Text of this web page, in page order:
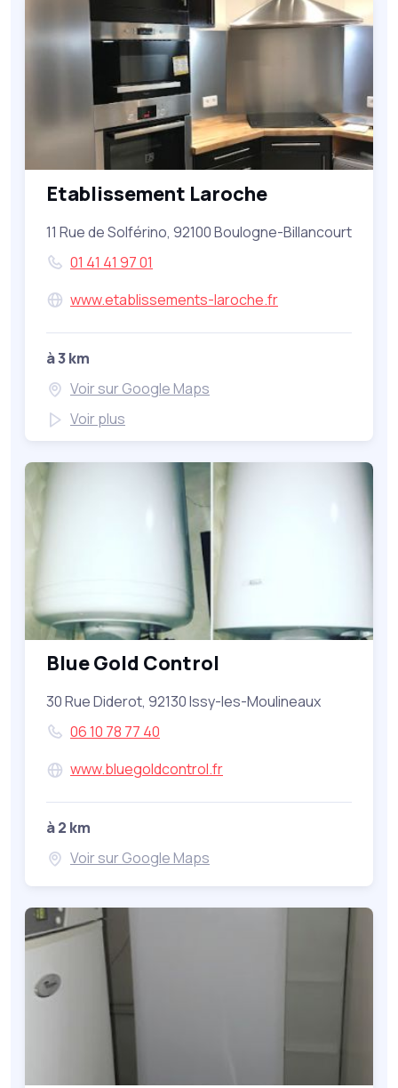
Etablissement Laroche
11 Rue de Solférino, 92100 Boulogne-Billancourt
01 41 41 97 01
www.etablissements-laroche.fr
à 3 km
Voir sur Google Maps
Voir plus
Blue Gold Control
30 Rue Diderot, 92130 Issy-les-Moulineaux
06 10 78 77 40
www.bluegoldcontrol.fr
à 2 km
Voir sur Google Maps